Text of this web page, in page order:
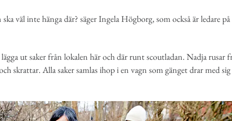
väl inte hänga där? säger Ingela Högborg, som också är ledare på
ut saker från lokalen här och där runt scoutladan. Nadja rusar
skrattar. Alla saker samlas ihop i en vagn som gänget drar med sig